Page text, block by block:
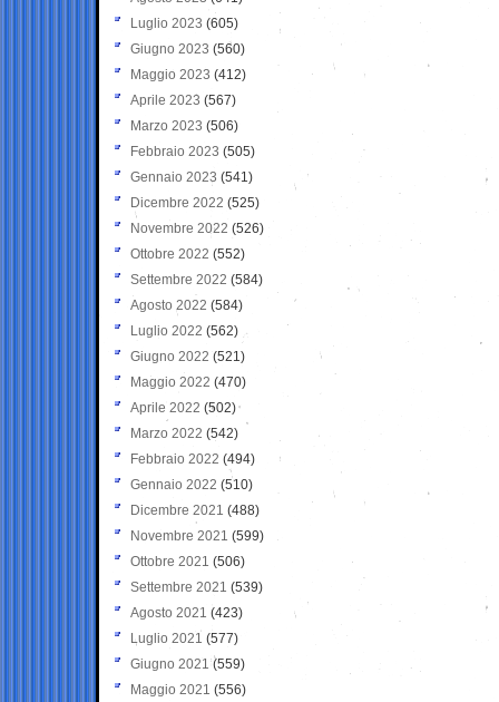
Luglio 2023 (605)
Giugno 2023 (560)
Maggio 2023 (412)
Aprile 2023 (567)
Marzo 2023 (506)
Febbraio 2023 (505)
Gennaio 2023 (541)
Dicembre 2022 (525)
Novembre 2022 (526)
Ottobre 2022 (552)
Settembre 2022 (584)
Agosto 2022 (584)
Luglio 2022 (562)
Giugno 2022 (521)
Maggio 2022 (470)
Aprile 2022 (502)
Marzo 2022 (542)
Febbraio 2022 (494)
Gennaio 2022 (510)
Dicembre 2021 (488)
Novembre 2021 (599)
Ottobre 2021 (506)
Settembre 2021 (539)
Agosto 2021 (423)
Luglio 2021 (577)
Giugno 2021(559)
Maggio 2021 (556)